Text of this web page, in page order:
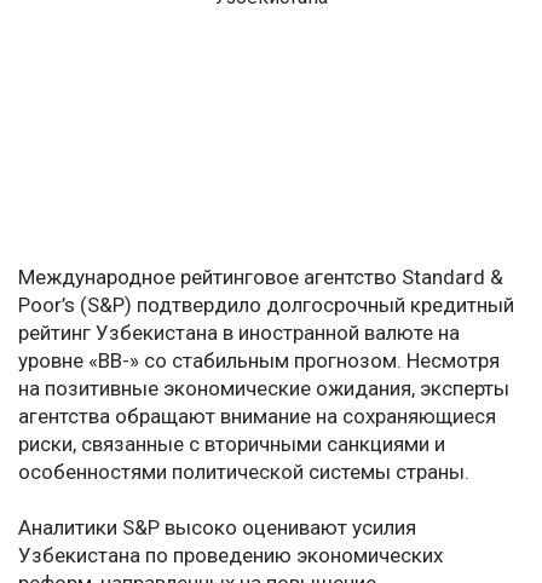
Международное рейтинговое агентство Standard &
Poor’s (S&P) подтвердило долгосрочный кредитный
рейтинг Узбекистана в иностранной валюте на
уровне «BB-» со стабильным прогнозом. Несмотря
на позитивные экономические ожидания, эксперты
агентства обращают внимание на сохраняющиеся
риски, связанные с вторичными санкциями и
особенностями политической системы страны.
Аналитики S&P высоко оценивают усилия
Узбекистана по проведению экономических